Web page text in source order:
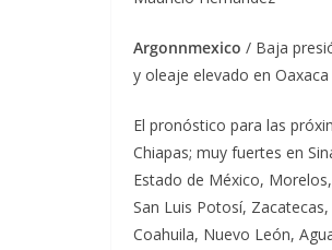
Argonnmexico / Baja
y oleaje elevado en Oaxaca
El pronóstico para las
Chiapas; muy fuertes en
Estado de México,
San Luis Potosí,
Coahuila, Nuevo León,